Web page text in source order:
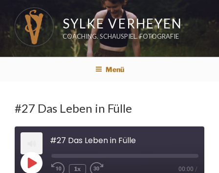
Inhalt
springen
SYLKE VERHEYEN
COACHING. SCHAUSPIEL. FOTOGRAFIE
Menü
#27 Das Leben in Fülle
#27 Das Leben in Fülle
Play
1x 00:00 /